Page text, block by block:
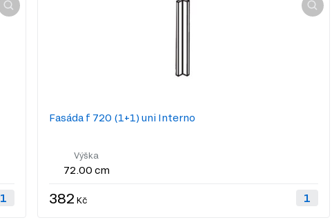
Fasáda f 720 (1+1) uni Interno
Výška
72.00 cm
382 Kč